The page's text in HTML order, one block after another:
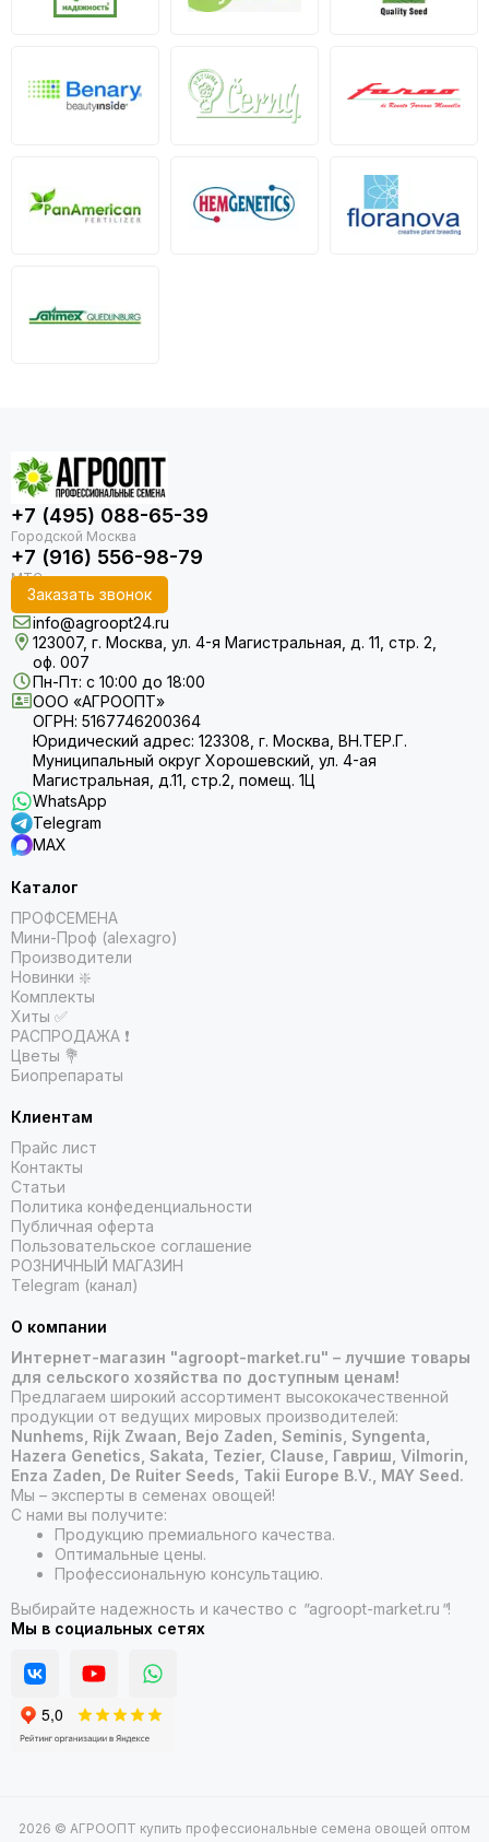
+7 (495) 088-65-39
+7 (916) 556-98-79
Заказать звонок
info@agroopt24.ru
123007, г. Москва, ул. 4-я Магистральная, д. 11, стр. 2,
оф. 007
Пн-Пт: с 10:00 до 18:00
ООО «АГРООПТ»
ОГРН: 5167746200364
Юридический адрес: 123308, г. Москва, ВН.ТЕР.Г.
Муниципальный округ Хорошевский, ул. 4-ая
Магистральная, д.11, стр.2, помещ. 1Ц
WhatsApp
Telegram
MAX
Каталог
ПРОФСЕМЕНА
Мини-Проф (alexagro)
Производители
Новинки ❇️
Комплекты
Хиты ✅
РАСПРОДАЖА ❗️
Цветы 💐
Биопрепараты
Клиентам
Прайс лист
Контакты
Статьи
Политика конфеденциальности
Публичная оферта
Пользовательское соглашение
РОЗНИЧНЫЙ МАГАЗИН
Telegram (канал)
О компании
Интернет-магазин "agroopt-market.ru" – лучшие товары
для сельского хозяйства по доступным ценам!
Предлагаем широкий ассортимент высококачественной
продукции от ведущих мировых производителей:
Nunhems, Rijk Zwaan, Bejo Zaden, Seminis, Syngenta,
Hazera Genetics, Sakata, Tezier, Clause, Гавриш, Vilmorin,
Enza Zaden, De Ruiter Seeds, Takii Europe B.V., MAY Seed.
Мы – эксперты в семенах овощей!
С нами вы получите:
Продукцию премиального качества.
Оптимальные цены.
Профессиональную консультацию.
Выбирайте надежность и качество с "agroopt-market.ru "!
Мы в социальных сетях
2026 © АГРООПТ купить профессиональные семена овощей оптом